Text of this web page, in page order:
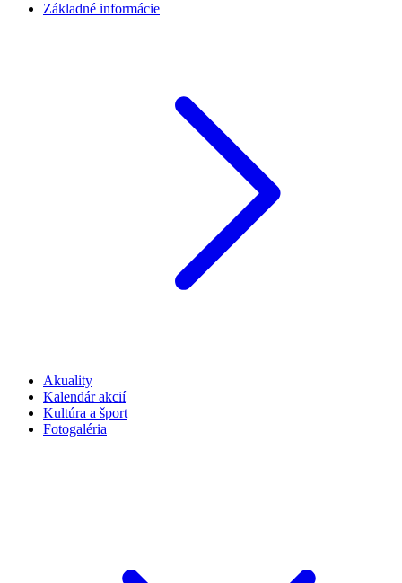
Základné informácie
Akuality
Kalendár akcií
Kultúra a šport
Fotogaléria